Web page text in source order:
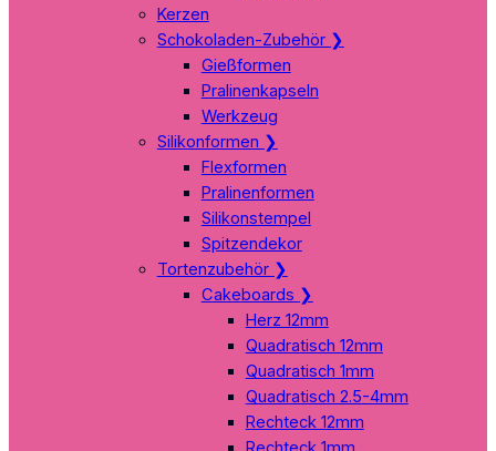
Kerzen
Schokoladen-Zubehör ❯
Gießformen
Pralinenkapseln
Werkzeug
Silikonformen ❯
Flexformen
Pralinenformen
Silikonstempel
Spitzendekor
Tortenzubehör ❯
Cakeboards ❯
Herz 12mm
Quadratisch 12mm
Quadratisch 1mm
Quadratisch 2.5-4mm
Rechteck 12mm